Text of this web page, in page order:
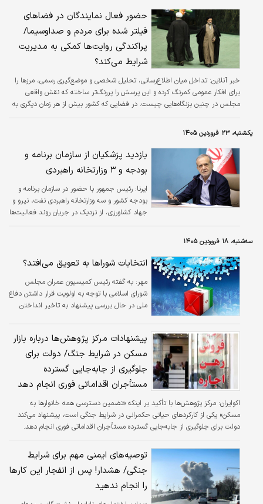
حضور فعال نمایندگان در فضاهای
فیلتر شده برای مردم و صداوسیما/
پراکندگی روایت‌ها کمکی به مدیریت
شرایط می‌کند؟
خبر آنلاین: تداخل میان اطلاع‌رسانی، تحلیل شخصی و موضع‌گیری رسمی، مرزها را
برای افکار عمومی کمرنگ کرده و این پرسش را پررنگ‌تر ساخته که نقش واقعی
مجلس در چنین بزنگاه‌هایی چیست. در فضایی که کشور بیش از هر زمان دیگری به
شرایط نمی‌کند، بلکه می‌تواند بر پیچیدگی آن نیز بیفزاید.
یکشنبه، ۲۳ فروردین ۱۴۰۵
بازدید پزشکیان از سازمان برنامه و
بودجه و ۳ وزارتخانه راهبردی
ایرنا: رئیس جمهور با حضور در سازمان برنامه و
بودجه کشور و سه وزارتخانه راهبردی نفت، نیرو و
جهاد کشاورزی، از نزدیک در جریان روند فعالیت‌ها
سه‌شنبه، ۱۸ فروردین ۱۴۰۵
انتخابات شوراها به تعویق می‌افتد؟
مهر: به گفته رئیس کمیسیون عمران مجلس
شورای اسلامی با توجه به اولویت قرار داشتن دفاع
ملی در حال بررسی پیشنهاد به تاخیر انداختن
پیشنهادات مرکز پژوهش‌ها درباره بازار
مسکن در شرایط جنگ/ دولت برای
جلوگیری از جابه‌جایی گسترده
مستأجران اقداماتی فوری انجام دهد
اکوایران: مرکز پژوهش‌ها با تأکید بر اینکه «تضمین دسترسی همه خانوارها به
مسکن» یکی از کارکردهای حیاتی حکمرانی در شرایط جنگی است، پیشنهاد می‌کند
دولت برای جلوگیری از جابه‌جایی گسترده مستأجران اقداماتی فوری انجام دهد.
توصیه‌های ایمنی مهم برای شرایط
جنگی/ هشدار! پس از انفجار این کارها
را انجام ندهید